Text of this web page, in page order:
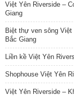
Việt Yên Riverside –
Giang
Biệt thự ven sông
Bắc Giang
Liền kề Việt Yên
Shophouse Việt Yên
Việt Yên Riverside –